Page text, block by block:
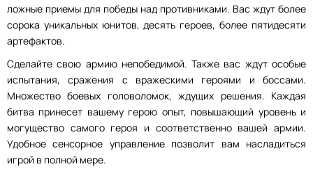
ложные приемы для победы над противниками. Вас ждут более
сорока уникальных юнитов, десять героев, более пятидесяти
артефактов.
Сделайте свою армию непобедимой. Также вас ждут особые
испытания, сражения с вражескими героями и боссами.
Множество боевых головоломок, ждущих решения. Каждая
битва принесет вашему герою опыт, повышающий уровень и
могущество самого героя и соответственно вашей армии.
Удобное сенсорное управление позволит вам насладиться
игрой в полной мере.